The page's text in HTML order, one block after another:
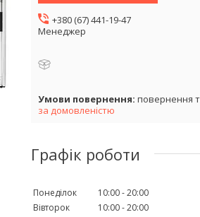
+380 (67) 441-19-47
Менеджер
повернення
за домовленістю
Графік роботи
Понеділок 10:00 20:00
Вівторок
10:00 20:00